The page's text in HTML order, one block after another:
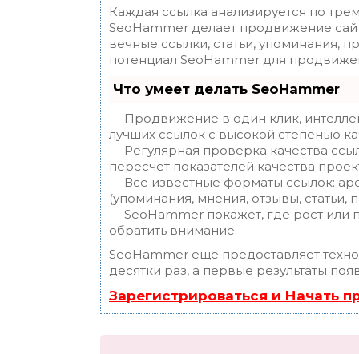
Каждая ссылка анализируется по
SeoHammer делает продвижение
вечные ссылки, статьи, упоминания,
потенциал SeoHammer для
Что умеет делать SeoHammer
— Продвижение в один клик,
лучших ссылок с высокой степенью
— Регулярная проверка качества
пересчет показателей качества
— Все известные форматы ссылок:
(упоминания, мнения, отзывы, статьи,
— SeoHammer покажет, где рост или
обратить внимание.
SeoHammer еще предоставляет
десятки раз, а первые результаты
Зарегистрироваться и Начать